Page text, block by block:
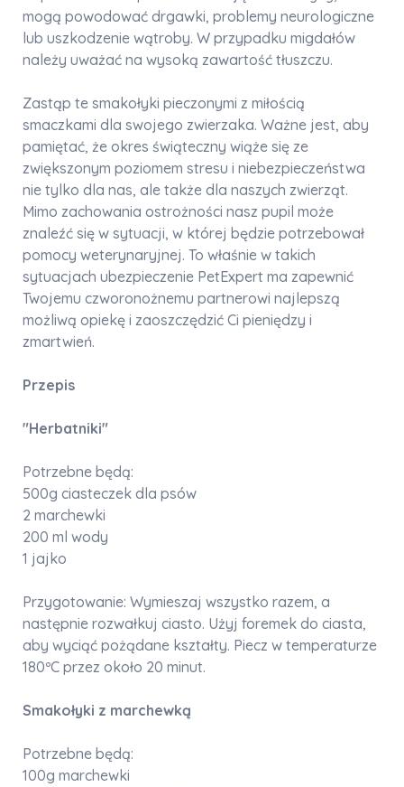
mogą powodować drgawki, problemy neurologiczne
lub uszkodzenie wątroby. W przypadku migdałów
należy uważać na wysoką zawartość tłuszczu.
Zastąp te smakołyki pieczonymi z miłością
smaczkami dla swojego zwierzaka. Ważne jest, aby
pamiętać, że okres świąteczny wiąże się ze
zwiększonym poziomem stresu i niebezpieczeństwa
nie tylko dla nas, ale także dla naszych zwierząt.
Mimo zachowania ostrożności nasz pupil może
znaleźć się w sytuacji, w której będzie potrzebował
pomocy weterynaryjnej. To właśnie w takich
sytuacjach ubezpieczenie PetExpert ma zapewnić
Twojemu czworonożnemu partnerowi najlepszą
możliwą opiekę i zaoszczędzić Ci pieniędzy i
zmartwień.
Przepis
"Herbatniki"
Potrzebne będą:
500g ciasteczek dla psów
2 marchewki
200 ml wody
1 jajko
Przygotowanie: Wymieszaj wszystko razem, a
następnie rozwałkuj ciasto. Użyj foremek do ciasta,
aby wyciąć pożądane kształty. Piecz w temperaturze
180ºC przez około 20 minut.
Smakołyki z marchewką
Potrzebne będą:
100g marchewki